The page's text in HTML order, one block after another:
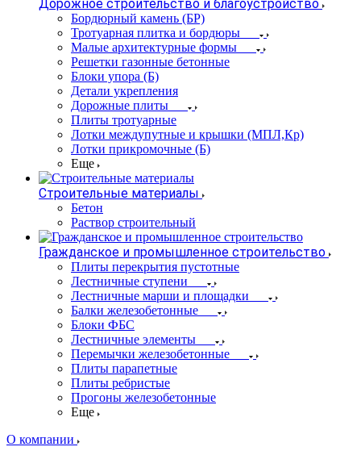
Дорожное строительство и благоустройство
Бордюрный камень (БР)
Тротуарная плитка и бордюры
Малые архитектурные формы
Решетки газонные бетонные
Блоки упора (Б)
Детали укрепления
Дорожные плиты
Плиты тротуарные
Лотки междупутные и крышки (МПЛ,Кр)
Лотки прикромочные (Б)
Еще
Строительные материалы
Бетон
Раствор строительный
Гражданское и промышленное строительство
Плиты перекрытия пустотные
Лестничные ступени
Лестничные марши и площадки
Балки железобетонные
Блоки ФБС
Лестничные элементы
Перемычки железобетонные
Плиты парапетные
Плиты ребристые
Прогоны железобетонные
Еще
О компании